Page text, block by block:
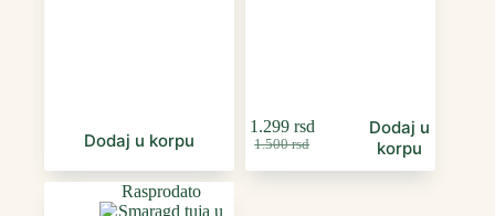
Dodaj u korpu 1.500rsd
Оригинална
1.299 rsd
Тренутна
Dodaj u
korpu
Rasprodato